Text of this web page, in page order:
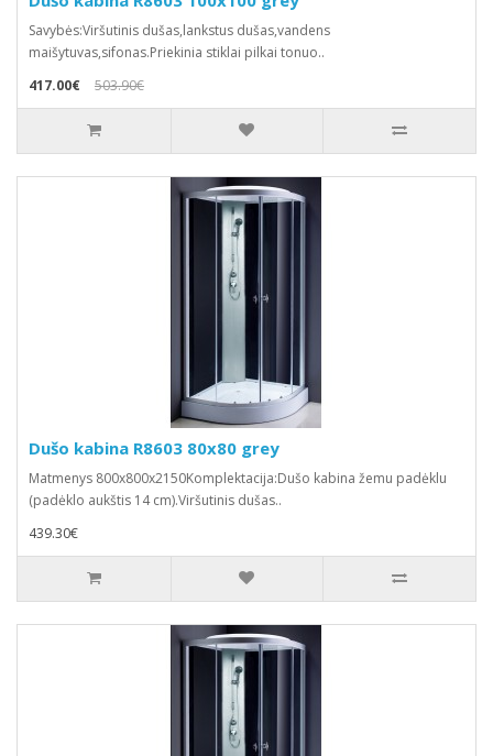
Savybės:Viršutinis dušas,lankstus dušas,vandens
maišytuvas,sifonas.Priekinia stiklai pilkai tonuo..
417.00€
503.90€
Dušo kabina R8603 80x80 grey
Matmenys 800x800x2150Komplektacija:Dušo kabina žemu padėklu
(padėklo aukštis 14 cm).Viršutinis dušas..
439.30€